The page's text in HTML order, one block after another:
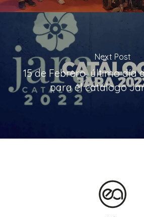
Next Post
15 de Febrero, último día
para el catálogo